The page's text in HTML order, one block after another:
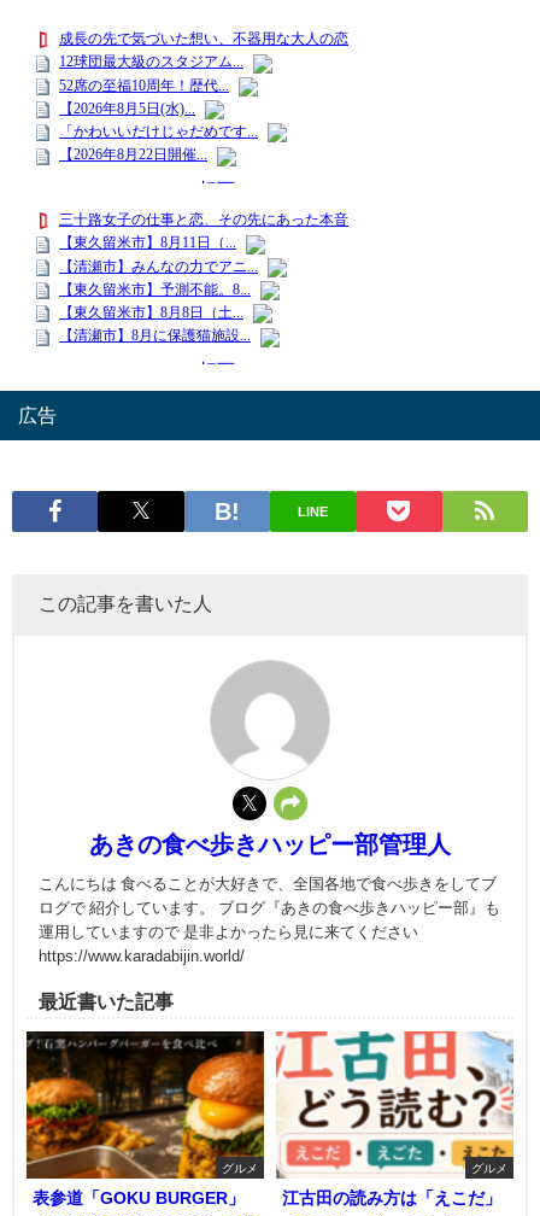
広告
LINE
この記事を書いた人
あきの食べ歩きハッピー部管理人
こんにちは 食べることが大好きで、全国各地で食べ歩きをしてブ
ログで 紹介しています。 ブログ『あきの食べ歩きハッピー部』も
運用していますので 是非よかったら見に来てください
https://www.karadabijin.world/
最近書いた記事
グルメ
表参道「GOKU BURGER」
グルメ
江古田の読み方は「えこだ」